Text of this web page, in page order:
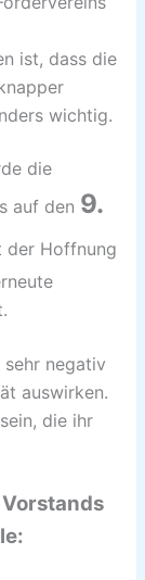
ist, dass die
wichtig.
die
auf den 9.
der Hoffnung
sehr negativ
auswirken.
die ihr